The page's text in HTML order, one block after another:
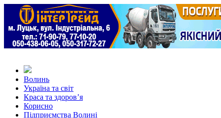
Волинь
Україна та світ
Краса та здоров’я
Корисно
Підприємства Волині